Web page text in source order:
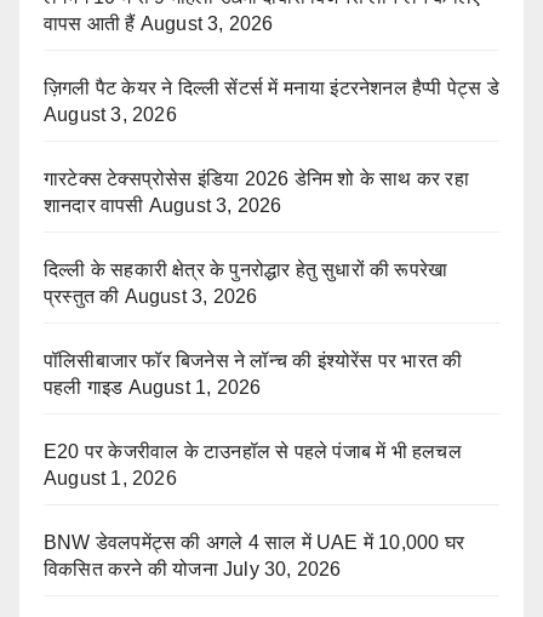
वापस आती हैं August 3, 2026
ज़िगली पैट केयर ने दिल्ली सेंटर्स में मनाया इंटरनेशनल हैप्पी पेट्स डे
August 3, 2026
गारटेक्स टेक्सप्रोसेस इंडिया 2026 डेनिम शो के साथ कर रहा
शानदार वापसी August 3, 2026
दिल्ली के सहकारी क्षेत्र के पुनरोद्धार हेतु सुधारों की रूपरेखा
प्रस्तुत की August 3, 2026
पॉलिसीबाजार फॉर बिजनेस ने लॉन्च की इंश्योरेंस पर भारत की
पहली गाइड August 1, 2026
E20 पर केजरीवाल के टाउनहॉल से पहले पंजाब में भी हलचल
August 1, 2026
BNW डेवलपमेंट्स की अगले 4 साल में UAE में 10,000 घर
विकसित करने की योजना July 30, 2026